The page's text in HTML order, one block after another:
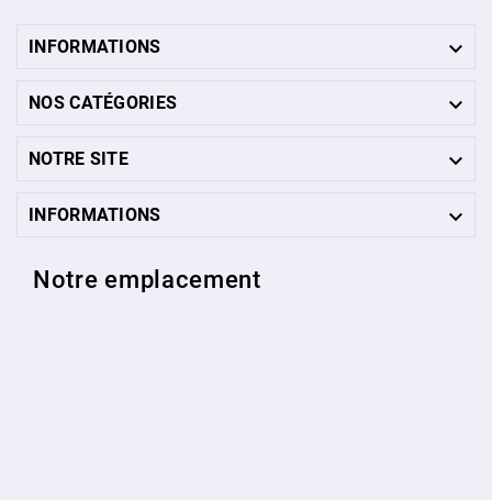
INFORMATIONS 
NOS CATÉGORIES 
NOTRE SITE 
INFORMATIONS 
Notre emplacement